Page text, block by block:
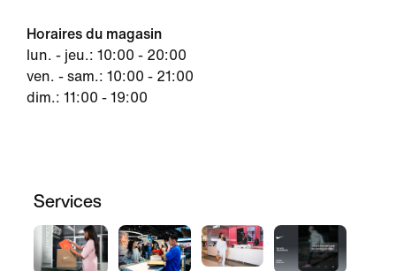
Horaires du magasin
lun. - jeu.: 10:00 - 20:00
ven. - sam.: 10:00 - 21:00
dim.: 11:00 - 19:00
Services